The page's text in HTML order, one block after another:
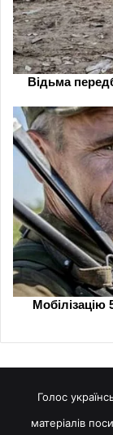
Голос
матеріалів